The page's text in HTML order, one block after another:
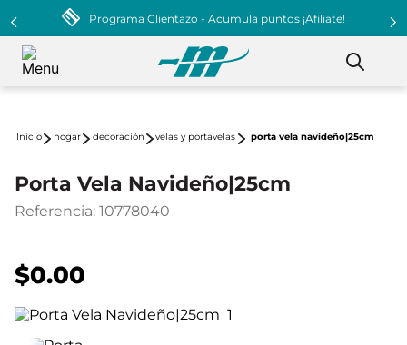
Programa Clientazo - Acumula puntos ¡Afiliate!
hogar decoración velas y portavelas porta vela navideño|25cm
Porta Vela Navideño|25cm
Referencia: 10778040
$0.00